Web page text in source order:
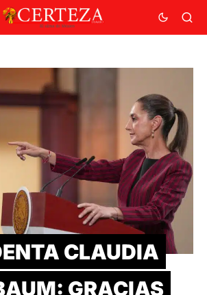
CLAUDIA
GRACIAS